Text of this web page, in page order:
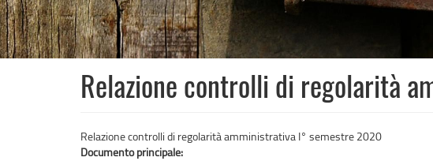
Relazione controlli di regolarità
Relazione controlli di regolarità amministrativa I° semestre 2020
Documento principale: